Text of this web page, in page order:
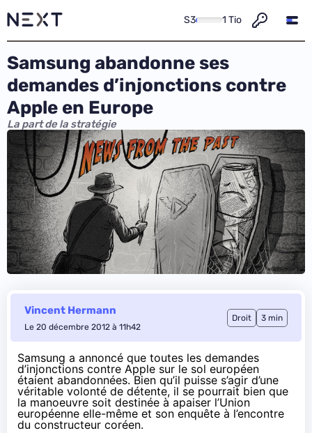
S3 1 Tio
Samsung abandonne ses
demandes d’injonctions contre
Apple en Europe
La part de la stratégie
Vincent Hermann
Le 20 décembre 2012 à 11h42
Droit 3 min
Samsung a annoncé que toutes les demandes
d’injonctions contre Apple sur le sol européen
étaient abandonnées. Bien qu’il puisse s’agir d’une
véritable volonté de détente, il se pourrait bien que
la manoeuvre soit destinée à apaiser l’Union
européenne elle-même et son enquête à l’encontre
du constructeur coréen.